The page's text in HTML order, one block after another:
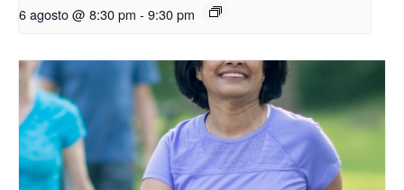
6 agosto @ 8:30 pm - 9:30 pm